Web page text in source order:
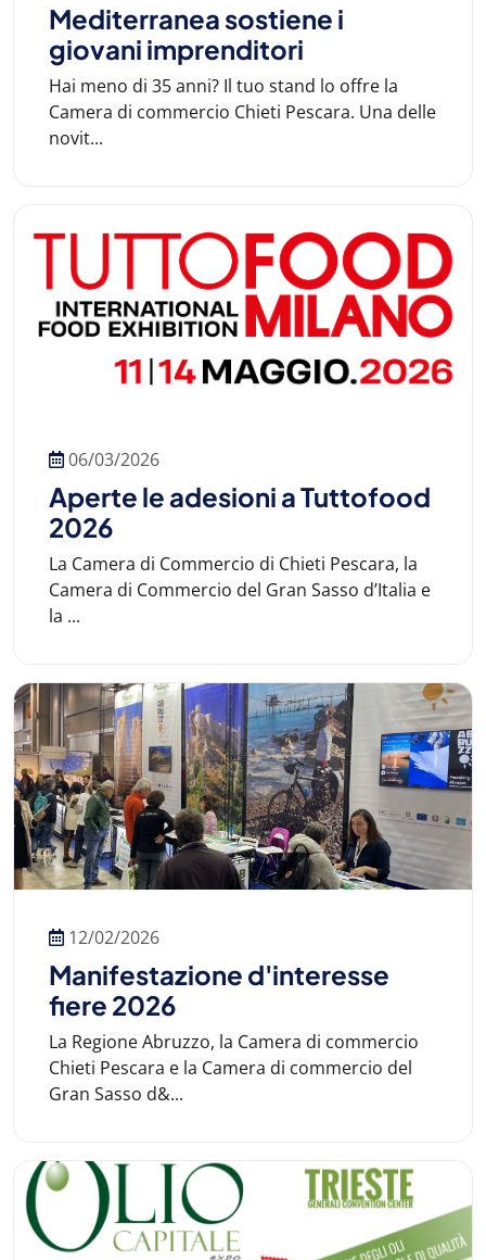
Mediterranea sostiene i
giovani imprenditori
Hai meno di 35 anni? Il tuo stand lo offre la
Camera di commercio Chieti Pescara. Una delle
novit...
06/03/2026
Aperte le adesioni a Tuttofood
2026
La Camera di Commercio di Chieti Pescara, la
Camera di Commercio del Gran Sasso d’Italia e
la ...
12/02/2026
Manifestazione d'interesse
fiere 2026
La Regione Abruzzo, la Camera di commercio
Chieti Pescara e la Camera di commercio del
Gran Sasso d&...